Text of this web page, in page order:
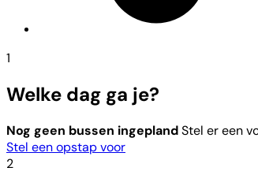
1
Welke dag ga je?
Nog geen bussen ingeplandStel er een
Stel een opstap voor
2